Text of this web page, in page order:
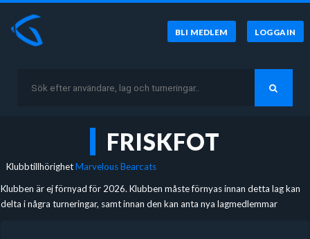
BLI MEDLEM LOGGA IN
FRISKFOT
KlubbtillhörighetMarvelous Bearcats
Klubben är ej förnyad för 2026. Klubben måste förnyas innan detta lag kan
delta i några turneringar, samt innan den kan anta nya lagmedlemmar